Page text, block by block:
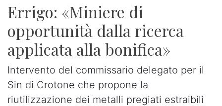
Errigo: «Miniere di
opportunità dalla ricerca
applicata alla bonifica»
Intervento del commissario delegato per il
Sin di Crotone che propone la
riutilizzazione dei metalli pregiati estraibili